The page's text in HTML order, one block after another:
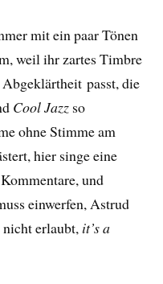
mit ein paar Tönen
weil ihr zartes Timbre
passt, die
Cool Jazz so
ohne Stimme am
hier singe eine
und
einwerfen, Astrud
erlaubt, it’s a